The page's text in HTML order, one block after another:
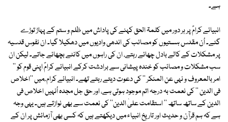
ہے۔
انبیائے کرامؑ پر ہر دور میں کلمۃ الحق کہنے کی پاداش میں ظلم و ستم کے پہاڑ توڑے
گئے۔ اُن مقدس ہستیوں کو مصائب کی اندھی وادیوں میں دھکیلا گیا۔ ان نفوس قدسیہ
پر مشکلات کے کالے بادل چھائے رہتے، ان کی راہوں میں کانٹے بچھائے جاتے۔ لیکن ان
سب مشکلات و مصائب کو خندہ پیشانی سے برادشت کرکے انبیائے کرامؑ اپنی قوم کو ''
امر بالمعروف و نہی عن المنکر '' کی دعوت دیتے رہتے تھے۔ انبیائے کرام ؑ میں ''اخلاص
فی الدین '' کی نعمت بہ درجہ اتم موجود ہوتی ہے، اور حق جل مجدہ اُنہیں اخلاص فی
الدین کے ساتھ ساتھ '' استقامت علیٰ الدین'' کی نعمت سے بھی نوازتے ہیں۔ یہی وجہ
ہے کہ ہم قرآن و حدیث اور تاریخ انبیاء میں دیکھتے ہیں کہ کسی بھی آزمائش پر ان کے